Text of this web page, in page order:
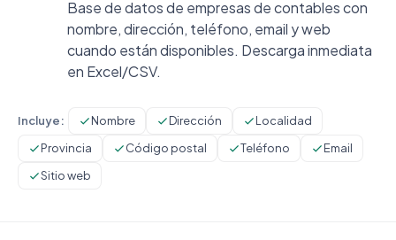
Base de datos de empresas de contables con
nombre, dirección, teléfono, email y web
cuando están disponibles. Descarga inmediata
en Excel/CSV.
Incluye: Nombre Dirección
Localidad
Provincia
Código postal Teléfono
Email
Sitio web